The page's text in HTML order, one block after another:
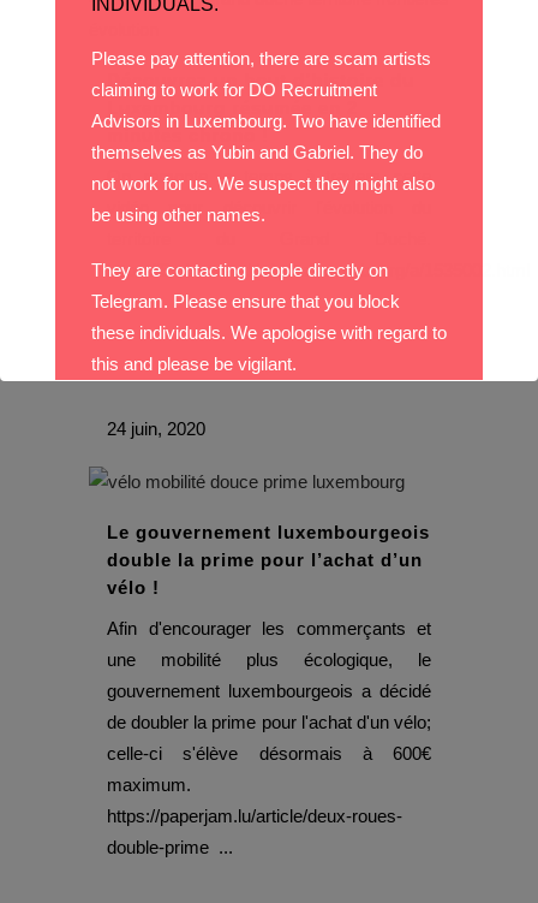
Découvrez un bout d’histoire du
On remonte le temps à travers cette
vidéo pour découvrir l'évolution du
https://5minutes.rtl.lu/actu/luxembourg/a/1535002.html
...
24 juin, 2020
Le gouvernement luxembourgeois
double la prime pour l’achat d’un
vélo !
Afin d'encourager les commerçants et
une mobilité plus écologique, le
gouvernement luxembourgeois a décidé
de doubler la prime pour l'achat d'un vélo;
celle-ci s'élève désormais à 600€
maximum.
https://paperjam.lu/article/deux-roues-
double-prime ...
INDIVIDUALS.
Please pay attention, there are scam artists
claiming to work for DO Recruitment
Advisors in Luxembourg. Two have identified
themselves as Yubin and Gabriel. They do
not work for us. We suspect they might also
be using other names.
They are contacting people directly on
Telegram. Please ensure that you block
these individuals. We apologise with regard to
this and please be vigilant.
With best wishes,
The DO Recruitment Team